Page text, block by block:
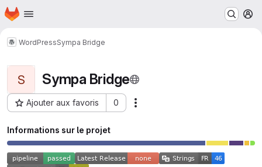
Passer au contenu principal
Page d'accueil
WordPressSympa Bridge
S Sympa Bridge
Ajouter aux favoris 0
ID du projet : 203
Informations sur le projet